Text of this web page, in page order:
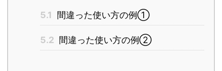
5.1 間違った使い方の例①
5.2 間違った使い方の例②